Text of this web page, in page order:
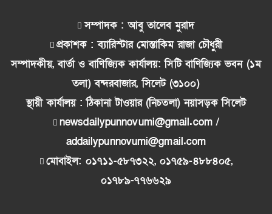
সম্পাদক : আবু তালেব মুরাদ
প্রকাশক : ব্যারিস্টার মোস্তাকিম রাজা চৌধুরী
সম্পাদকীয়, বার্তা ও বাণিজ্যিক কার্যালয়: সিটি বাণিজ্যিক ভবন (১ম
তলা) বন্দরবাজার, সিলেট (৩১০০)
স্থায়ী কার্যালয় : ঠিকানা টাওয়ার (নিচতলা) নয়াসড়ক সিলেট
newsdailypunnovumi@gmail.com /
addailypunnovumi@gmail.com
মোবাইল: ০১৭১১-৫৮৭৩২২, ০১৭৫৯-৪৮৮৪০৫,
০১৭৮৯-৭৭৬৬২৯